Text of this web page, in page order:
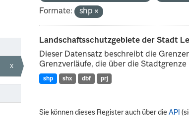
x
Formate:
shp
Landschaftsschutzgebiete der Stadt
Dieser Datensatz beschreibt die
Grenzverläufe, die über die Stadtgrenze
shp shx dbf prj
Sie können dieses Register auch über dieAPI